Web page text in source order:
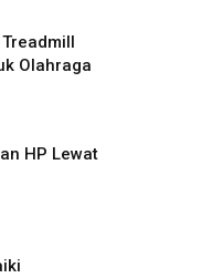
Olahraga
HP Lewat